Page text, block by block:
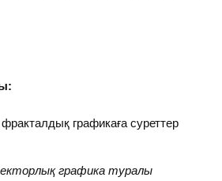
графикаға суреттер
графика туралы